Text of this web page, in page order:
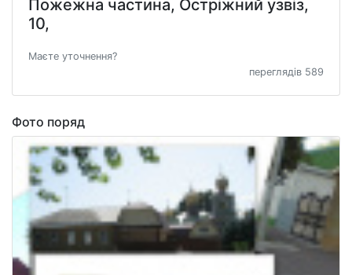
Пожежна частина, Остріжний узвіз,
10,
Маєте уточнення?
переглядів 589
Фото поряд
Share this widget 📌